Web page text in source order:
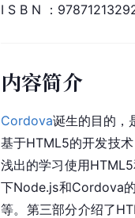
I S B N ：
内容简介
Cordova诞生的目的，
基于HTML5的开发技
浅出的学习使用
下Node.js和Cordova
等。第三部分介绍了